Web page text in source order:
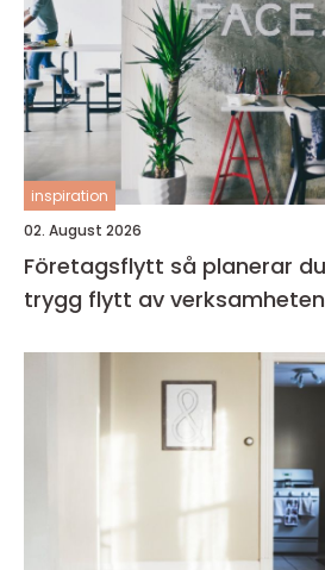
inspiration
02. August 2026
Företagsflytt så planerar du en smidig och
trygg flytt av verksamheten